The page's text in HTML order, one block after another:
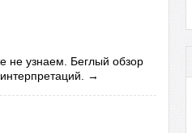
не узнаем. Беглый обзор
→